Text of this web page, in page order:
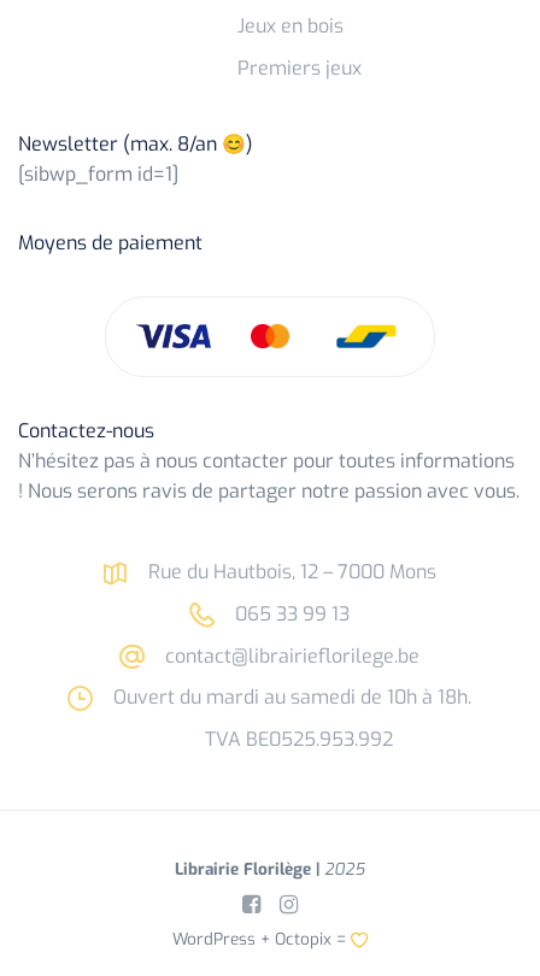
Jeux en bois
Premiers jeux
Newsletter (max. 8/an 😊)
[sibwp_form id=1]
Moyens de paiement
Contactez-nous
N’hésitez pas à nous contacter pour toutes informations
! Nous serons ravis de partager notre passion avec vous.
Rue du Hautbois, 12 – 7000 Mons
065 33 99 13
contact@librairieflorilege.be
Ouvert du mardi au samedi de 10h à 18h.
TVA BE0525.953.992
Librairie Florilège | 2025
WordPress + Octopix=